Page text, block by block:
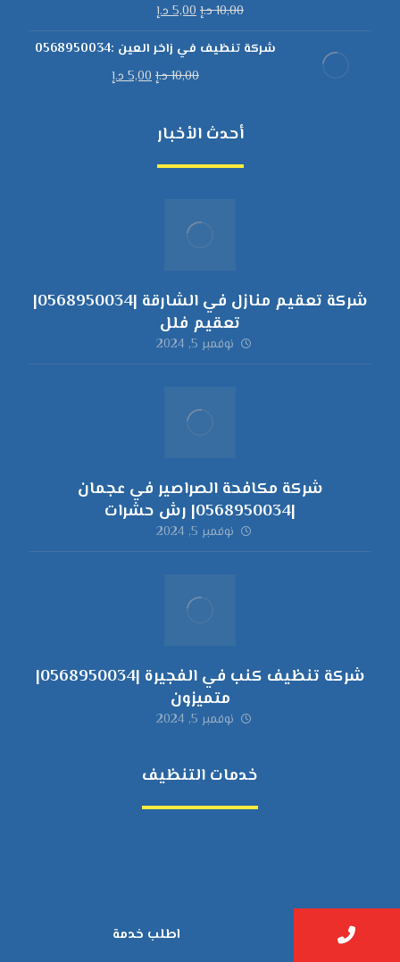
10,00د.إ5,00د.إ
شركة تنظيف في زاخر العين :0568950034
10,00د.إ5,00د.إ
أحدث الأخبار
شركة تعقيم منازل في الشارقة |0568950034|
تعقيم فلل
نوفمبر 5, 2024
شركة مكافحة الصراصير في عجمان
|0568950034| رش حشرات
نوفمبر 5, 2024
شركة تنظيف كنب في الفجيرة |0568950034|
متميزون
نوفمبر 5, 2024
خدمات التنظيف
تجارياطلب خدمة